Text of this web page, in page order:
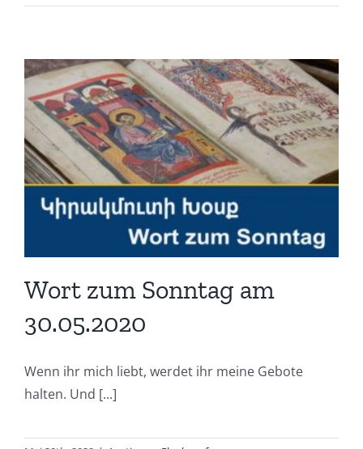
Wort zum Sonntag am
30.05.2020
Wenn ihr mich liebt, werdet ihr meine Gebote
halten. Und [...]